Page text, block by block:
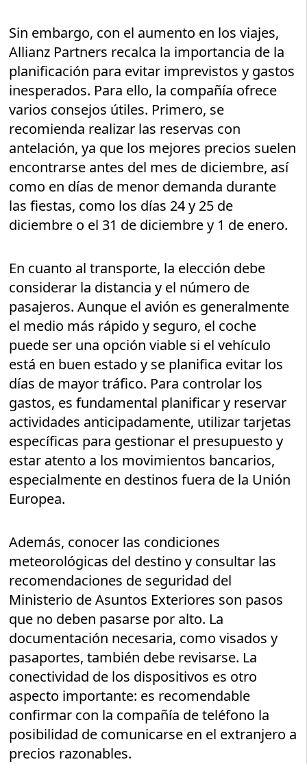
Sin embargo, con el aumento en los viajes,
Allianz Partners recalca la importancia de la
planificación para evitar imprevistos y gastos
inesperados. Para ello, la compañía ofrece
varios consejos útiles. Primero, se
recomienda realizar las reservas con
antelación, ya que los mejores precios suelen
encontrarse antes del mes de diciembre, así
como en días de menor demanda durante
las fiestas, como los días 24 y 25 de
diciembre o el 31 de diciembre y 1 de enero.
En cuanto al transporte, la elección debe
considerar la distancia y el número de
pasajeros. Aunque el avión es generalmente
el medio más rápido y seguro, el coche
puede ser una opción viable si el vehículo
está en buen estado y se planifica evitar los
días de mayor tráfico. Para controlar los
gastos, es fundamental planificar y reservar
actividades anticipadamente, utilizar tarjetas
específicas para gestionar el presupuesto y
estar atento a los movimientos bancarios,
especialmente en destinos fuera de la Unión
Europea.
Además, conocer las condiciones
meteorológicas del destino y consultar las
recomendaciones de seguridad del
Ministerio de Asuntos Exteriores son pasos
que no deben pasarse por alto. La
documentación necesaria, como visados y
pasaportes, también debe revisarse. La
conectividad de los dispositivos es otro
aspecto importante: es recomendable
confirmar con la compañía de teléfono la
posibilidad de comunicarse en el extranjero a
precios razonables.